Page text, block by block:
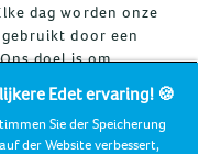
dag worden onze
door een
doel is om
klanten en de
Edet ervaring! 🍪
Sie der Speicherung
der Website verbessert,